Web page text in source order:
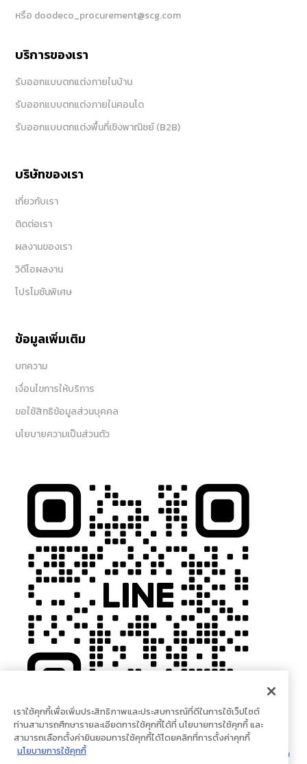
หรือ doodeco_procurement@scg.com
บริการของเรา
รับออกแบบตกแต่งภายในบ้าน
รับออกแบบตกแต่งภายในคอนโด
รับออกแบบตกแต่งพื้นที่เชิงพาณิชย์ (B2B)
บริษัทของเรา
เกี่ยวกับเรา
ติดต่อเรา
ผลงานของเรา
วิดีโอผลงาน
โปรโมชันพิเศษ
ข้อมูลเพิ่มเติม
บทความ
เงื่อนไขการให้บริการ
ขอใช้สิทธิข้อมูลส่วนบุคคล
นโยบายความเป็นส่วนตัว
เราใช้คุกกี้เพื่อเพิ่มประสิทธิภาพและประสบการณ์ที่ดีในการใช้เว็ปไซต์
ท่านสามารถศึกษารายละเอียดการใช้คุกกี้ได้ที่ นโยบายการใช้คุกกี้ และ
สามารถเลือกตั้งค่ายินยอมการใช้คุกกี้ได้โดยคลิกที่การตั้งค่าคุกกี้
นโยบายการใช้คุกกี้